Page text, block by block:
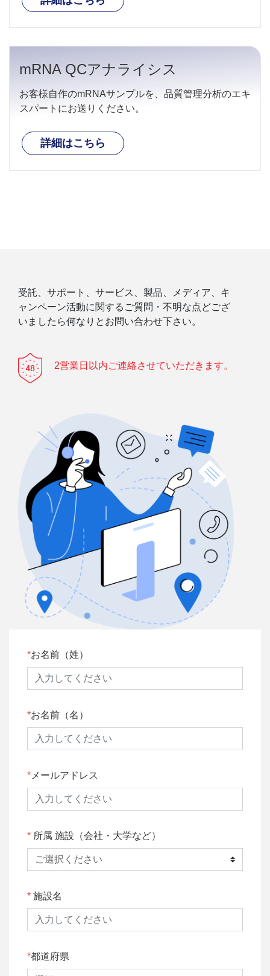
mRNA QCアナライシス
お客様自作のmRNAサンプルを、品質管理分析のエキ
スパートにお送りください。
詳細はこちら
受託、サポート、サービス、製品、メディア、キ
ャンペーン活動に関するご質問・不明な点どござ
いましたら何なりとお問い合わせ下さい。
2営業日以内ご連絡させていただきます。
お名前（姓）
お名前（名）
メールアドレス
所属 施設（会社・大学など）
施設名
都道府県